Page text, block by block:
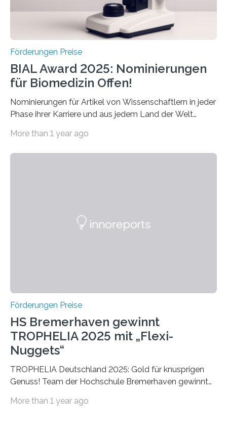
Förderungen Preise
BIAL Award 2025: Nominierungen
für Biomedizin Offen!
Nominierungen für Artikel von Wissenschaftlern in jeder
Phase ihrer Karriere und aus jedem Land der Welt
Leben gerufen, um die bemerkenswertesten
Foundation, des BIAL Award in Biomedicine ist in
More than 1 year ago
Förderungen Preise
HS Bremerhaven gewinnt
TROPHELIA 2025 mit „Flexi-
Nuggets“
TROPHELIA Deutschland 2025: Gold für knusprigen
Genuss! Team der Hochschule Bremerhaven gewinnt
ECOTROPHELIAMit der Produktidee “Flexi-Nuggets”
More than 1 year ago